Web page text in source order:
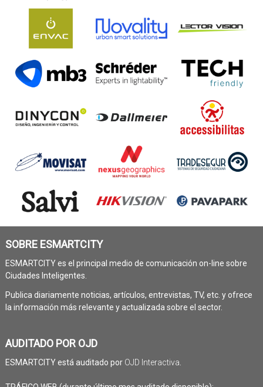
SOBRE ESMARTCITY
ESMARTCITY es el principal medio de comunicación on-line sobre
Ciudades Inteligentes.
Publica diariamente noticias, artículos, entrevistas, TV, etc. y ofrece
la información más relevante y actualizada sobre el sector.
AUDITADO POR OJD
ESMARTCITY está auditado por OJD Interactiva